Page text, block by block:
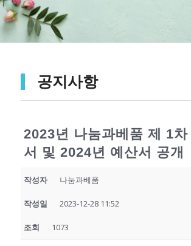
공지사항
2023년 나눔과베품 제 1
서 및 2024년 예산서 공개
작성자 나눔과베품
작성일 2023-12-28 11:52
조회 1073